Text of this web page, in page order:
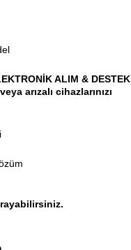
ALIM & DESTEK
arızalı cihazlarınızı